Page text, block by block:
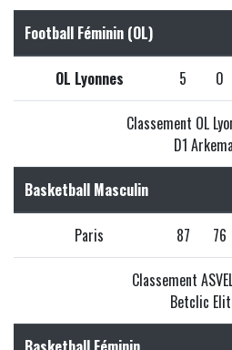
Football Féminin (OL)
OL Lyonnes 5 0
Classement OL
D1 Arkema
Basketball Masculin
Paris 87 76
Classement
Betclic